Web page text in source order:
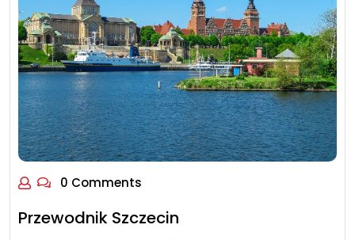
0 Comments
Przewodnik Szczecin